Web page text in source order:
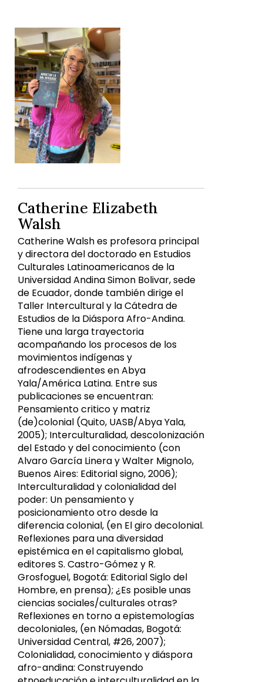
Catherine Elizabeth
Walsh
Catherine Walsh es profesora principal
y directora del doctorado en Estudios
Culturales Latinoamericanos de la
Universidad Andina Simon Bolivar, sede
de Ecuador, donde también dirige el
Taller Intercultural y la Cátedra de
Estudios de la Diáspora Afro-Andina.
Tiene una larga trayectoria
acompañando los procesos de los
movimientos indígenas y
afrodescendientes en Abya
Yala/América Latina. Entre sus
publicaciones se encuentran:
Pensamiento critico y matriz
(de)colonial (Quito, UASB/Abya Yala,
2005); Interculturalidad, descolonización
del Estado y del conocimiento (con
Alvaro García Linera y Walter Mignolo,
Buenos Aires: Editorial signo, 2006);
Interculturalidad y colonialidad del
poder: Un pensamiento y
posicionamiento otro desde la
diferencia colonial, (en El giro decolonial.
Reflexiones para una diversidad
epistémica en el capitalismo global,
editores S. Castro-Gómez y R.
Grosfoguel, Bogotá: Editorial Siglo del
Hombre, en prensa); ¿Es posible unas
ciencias sociales/culturales otras?
Reflexiones en torno a epistemologías
decoloniales, (en Nómadas, Bogotá:
Universidad Central, #26, 2007);
Colonialidad, conocimiento y diáspora
afro-andina: Construyendo